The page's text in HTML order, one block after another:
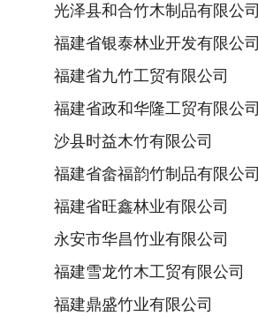
光泽县和合竹木制品有限公司
福建省银泰林业开发有限公司
福建省九竹工贸有限公司
福建省政和华隆工贸有限公司
沙县时益木竹有限公司
福建省畲福韵竹制品有限公司
福建省旺鑫林业有限公司
永安市华昌竹业有限公司
福建雪龙竹木工贸有限公司
福建鼎盛竹业有限公司